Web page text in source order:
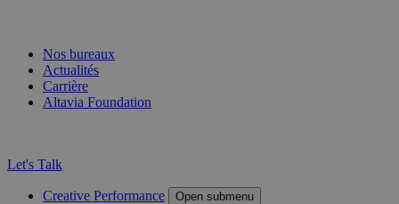
Nos bureaux
Actualités
Carrière
Altavia Foundation
Let's Talk
Creative Performance Open submenu